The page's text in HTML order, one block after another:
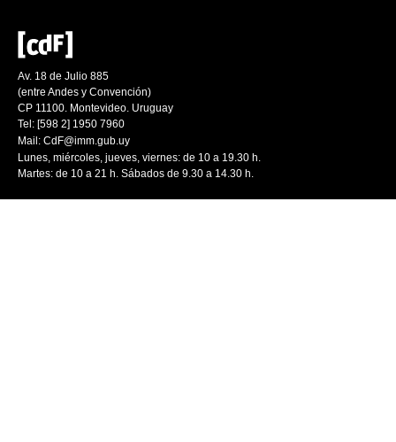
Av. 18 de Julio 885
(entre Andes y Convención)
CP 11100. Montevideo. Uruguay
Tel: [598 2] 1950 7960
Mail: CdF@imm.gub.uy
Lunes, miércoles, jueves, viernes: de 10 a 19.30 h.
Martes: de 10 a 21 h. Sábados de 9.30 a 14.30 h.